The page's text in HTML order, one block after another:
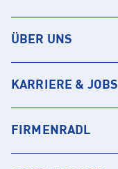
ÜBER UNS
KARRIERE & JOBS
FIRMENRADL